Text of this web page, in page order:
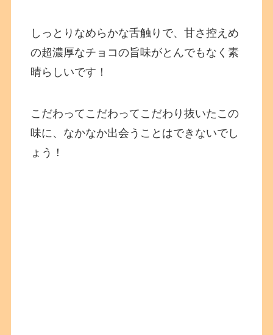
しっとりなめらかな舌触りで、甘さ控えめ
の超濃厚なチョコの旨味がとんでもなく素
晴らしいです！
こだわってこだわってこだわり抜いたこの
味に、なかなか出会うことはできないでし
ょう！